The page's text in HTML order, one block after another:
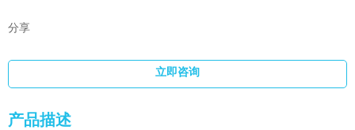
分享
立即咨询
产品描述